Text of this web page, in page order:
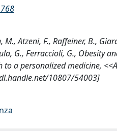
M., Atzeni, F., Raffeiner, B.,
G., Ferraccioli, G.,
a personalized medicine,
10807/54003]